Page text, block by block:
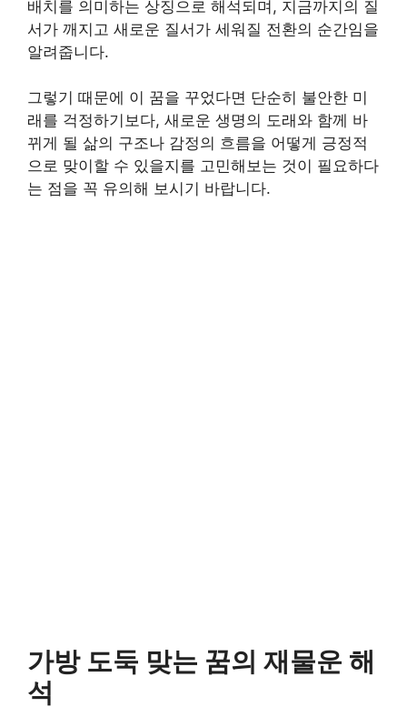
배치를 의미하는 상징으로 해석되며, 지금까지의 질
서가 깨지고 새로운 질서가 세워질 전환의 순간임을
알려줍니다.
그렇기 때문에 이 꿈을 꾸었다면 단순히 불안한 미
래를 걱정하기보다, 새로운 생명의 도래와 함께 바
뀌게 될 삶의 구조나 감정의 흐름을 어떻게 긍정적
으로 맞이할 수 있을지를 고민해보는 것이 필요하다
는 점을 꼭 유의해 보시기 바랍니다.
가방 도둑 맞는 꿈의 재물운 해
석